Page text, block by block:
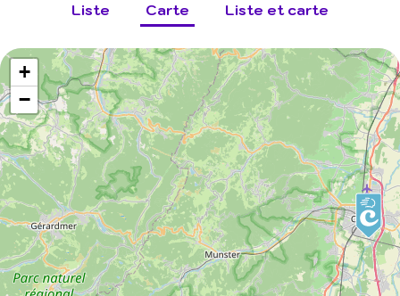
Liste Carte Liste et carte
+
−